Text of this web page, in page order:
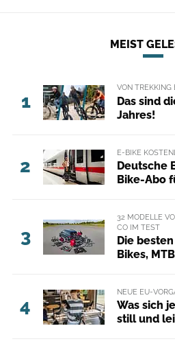
MEIST
1
VON TREKKING
Das sind
Jahres!
2
E-BIKE
Deutsche
Bike-Abo
3
32 MODELLE
CO IM TEST
Die
Bikes,
4
NEUE EU-
Was sich
still und